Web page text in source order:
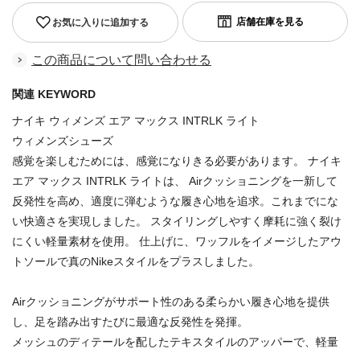
お気に入りに追加する
この商品について問い合わせる
関連 KEYWORD
ナイキ ウィメンズ エア マックス INTRLK ライト
ウィメンズシューズ
感覚を楽しむためには、感覚になりきる必要があります。 ナイキ
エア マックス INTRLK ライトは、 Airクッショニングを一新して
反発性を高め、適度に弾むような履き心地を追求。これまでにな
い快適さを実現しました。 スタイリングしやすく摩耗に強く裂け
にくい軽量素材を使用。 仕上げに、ワッフルをイメージしたアウ
トソールで真のNikeスタイルをプラスしました。
Airクッショニングがサポート性のある柔らかい履き心地を提供
し、足を踏み出すたびに最適な反発性を発揮。
メッシュのディテールを配したテキスタイルのアッパーで、軽量